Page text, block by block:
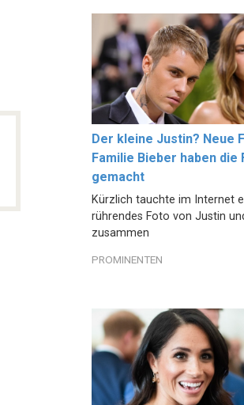
Der kleine Justin? Neue
Familie Bieber haben
gemacht
Kürzlich tauchte im Internet
rührendes Foto von Justin
zusammen
PROMINENTEN